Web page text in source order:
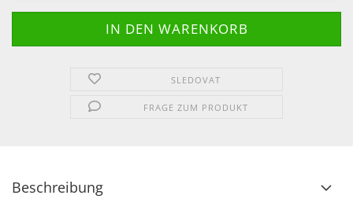
SLEDOVAT
FRAGE ZUM PRODUKT
Beschreibung